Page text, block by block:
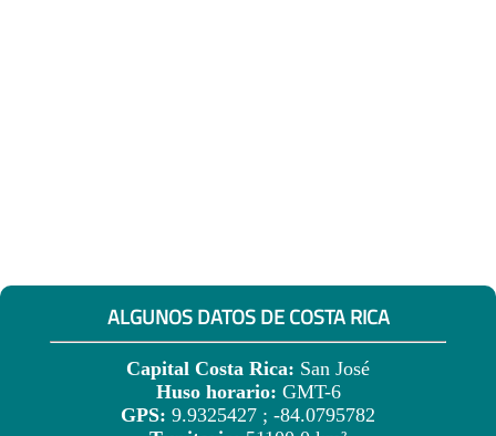
ALGUNOS DATOS DE COSTA RICA
Capital Costa Rica: San José
Huso horario: GMT-6
GPS: 9.9325427 ; -84.0795782